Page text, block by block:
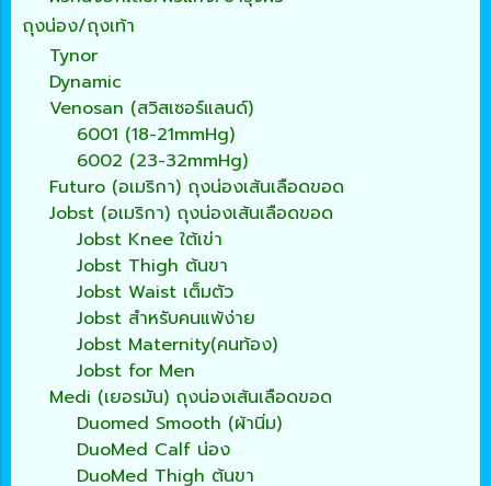
ถุงน่อง/ถุงเท้า
Tynor
Dynamic
Venosan (สวิสเซอร์แลนด์)
6001 (18-21mmHg)
6002 (23-32mmHg)
Futuro (อเมริกา) ถุงน่องเส้นเลือดขอด
Jobst (อเมริกา) ถุงน่องเส้นเลือดขอด
Jobst Knee ใต้เข่า
Jobst Thigh ต้นขา
Jobst Waist เต็มตัว
Jobst สำหรับคนแพ้ง่าย
Jobst Maternity(คนท้อง)
Jobst for Men
Medi (เยอรมัน) ถุงน่องเส้นเลือดขอด
Duomed Smooth (ผ้านิ่ม)
DuoMed Calf น่อง
DuoMed Thigh ต้นขา